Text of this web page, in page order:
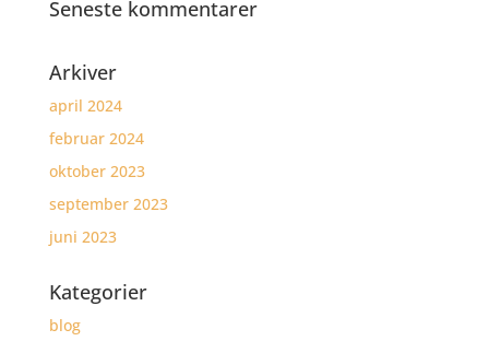
Seneste kommentarer
Arkiver
april 2024
februar 2024
oktober 2023
september 2023
juni 2023
Kategorier
blog